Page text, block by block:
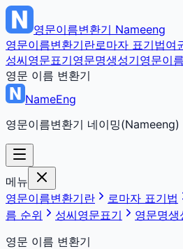
영문이름변환기 Nameeng
영문이름변환기란로마자 표기법여
성씨영문표기영문명생성기영문이
영문 이름 변환기
NameEng
영문이름변환기 네이밍(Nameeng)
메뉴
영문이름변환기란
로마자 표기법
름 순위
성씨영문표기 영문명생
영문 이름 변환기